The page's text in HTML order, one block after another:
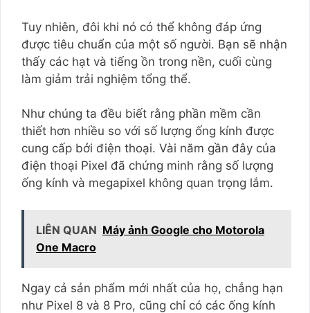
Tuy nhiên, đôi khi nó có thể không đáp ứng
được tiêu chuẩn của một số người. Bạn sẽ nhận
thấy các hạt và tiếng ồn trong nền, cuối cùng
làm giảm trải nghiệm tổng thể.
Như chúng ta đều biết rằng phần mềm cần
thiết hơn nhiều so với số lượng ống kính được
cung cấp bởi điện thoại. Vài năm gần đây của
điện thoại Pixel đã chứng minh rằng số lượng
ống kính và megapixel không quan trọng lắm.
LIÊN QUAN Máy ảnh Google cho Motorola
One Macro
Ngay cả sản phẩm mới nhất của họ, chẳng hạn
như Pixel 8 và 8 Pro, cũng chỉ có các ống kính